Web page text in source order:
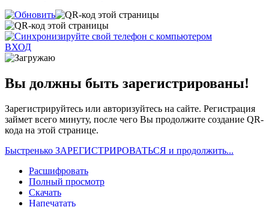
ВХОД
Вы должны быть зарегистрированы!
Зарегистрируйтесь или авторизуйтесь на сайте. Регистрация
займет всего минуту, после чего Вы продолжите создание QR-
кода на этой странице.
Быстренько ЗАРЕГИСТРИРОВАТЬСЯ и продолжить...
Расшифровать
Полный просмотр
Скачать
Напечатать